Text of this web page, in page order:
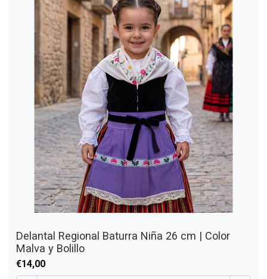
Delantal Regional Baturra Niña 26 cm | Color
Malva y Bolillo
€14,00